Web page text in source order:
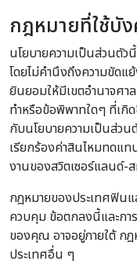
กฎหมายที่ใช้บั
นโยบายความเป็นส่วนตั
โดยไม่คำนึงถึงความขั
ยินยอมให้มีเขตอำนาจศา
ทำหรือข้อพิพาทใดๆ ที่เกิ
กับนโยบายความเป็นส่ว
เรียกร้องค่าสินไหมทดแ
งานของสวิตเซอร์แลนด์-
กฎหมายของประเทศฟิน
ควบคุม ข้อตกลงนี้และกา
ของคุณ อาจอยู่ภายใต้ กฎ
ประเทศอื่น ๆ